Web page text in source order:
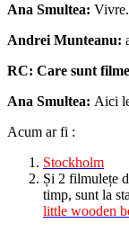
Ana Smultea:
Andrei Munteanu:
RC: Care sunt
Ana Smultea: Aici
Acum ar fi :
Stockholm
Și 2 filmulețe
timp, sunt la
little wooden